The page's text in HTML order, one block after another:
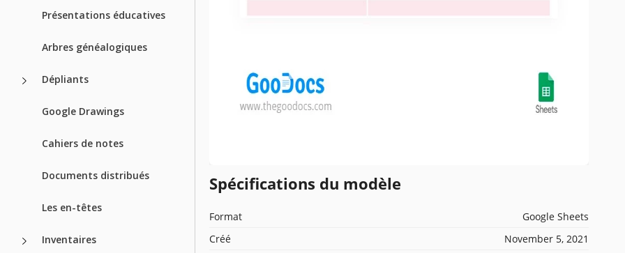
Présentations éducatives
Arbres généalogiques
Dépliants
Google Drawings
Cahiers de notes
Documents distribués
Les en-têtes
Inventaires
Spécifications du modèle
Format
Google Sheets
Créé
November 5, 2021